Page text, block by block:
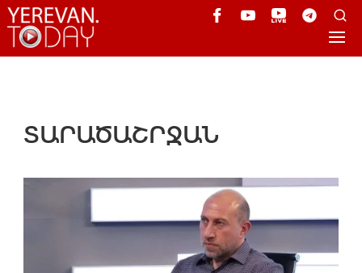
ՏԱՐԱԾԱՇՐՋԱՆ